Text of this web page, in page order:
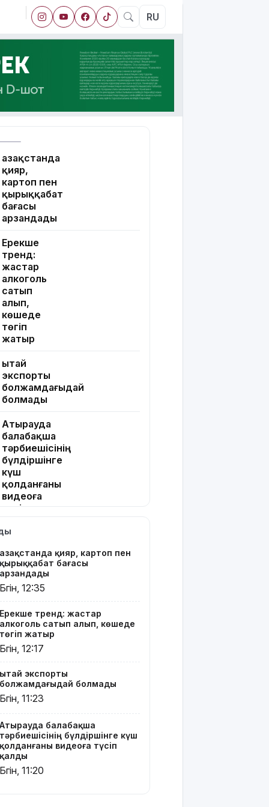
RU
Қазақстанда
қияр,
картоп пен
қырыққабат
бағасы
арзандады
Ерекше
тренд:
жастар
алкоголь
сатып
алып,
көшеде
төгіп
жатыр
Қытай
экспорты
болжамдағыдай
болмады
Атырауда
балабақша
тәрбиешісінің
бүлдіршінге
күш
қолданғаны
видеоға
түсіп
"ми
дамуына
еттен гөрі
қант
деп жатыр
Атырауда
ер адам 12
қызды
алкогольге
жұмсап,
болған
Жапонияда
жойқын
тайфун:
Қазақстанда қияр, картоп пен
қырыққабат бағасы
арзандады
Бүгін, 12:35
Ерекше тренд: жастар
алкоголь сатып алып, көшеде
төгіп жатыр
Бүгін, 12:17
Қытай экспорты
болжамдағыдай болмады
Бүгін, 11:23
Атырауда балабақша
тәрбиешісінің бүлдіршінге күш
қолданғаны видеоға түсіп
қалды
Бүгін, 11:20